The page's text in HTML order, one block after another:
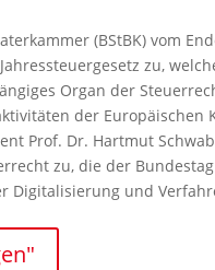
(BStBK) vom
zu,
Organ der
der Europäischen
Prof. Dr. Hartmut
zu, die der
Digitalisierung und